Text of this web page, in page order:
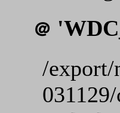
＠
/export/